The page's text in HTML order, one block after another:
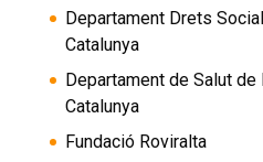
Departament Drets
Catalunya
Departament de Salut de
Catalunya
Fundació Roviralta